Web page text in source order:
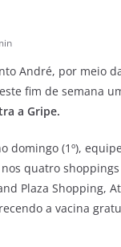
André, por meio
fim de semana
a Gripe.
domingo (1º),
quatro
Plaza Shopping,
a vacina